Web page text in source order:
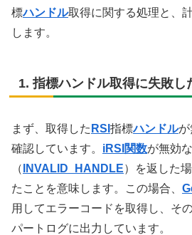
標ハンドル取得に関する処理と、
します。
1. 指標ハンドル取得に失敗し
まず、取得した RSI 指標ハンドルが
確認しています。 iRSI関数が無効な
（ INVALID_HANDLE）を返した
たことを意味します。この場合、
用してエラーコードを取得し、そ
パートログに出力しています。